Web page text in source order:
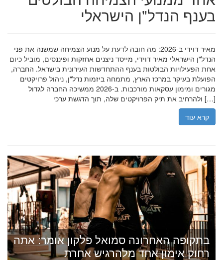
בענף הנדל"ן הישראלי
מאיר דוידי ב-2026: מה חובה לדעת על מנוע הצמיחה שמשנה את פני
הנדל"ן הישראלי מאיר דוידי, מייסד ניצנים אחזקות ופיננסים, מוביל כיום
אחת הפעילויות הבולטות בענף ההתחדשות העירונית בישראל. החברה,
הפועלת בעיקר במרכז הארץ, מתמחה ביזמות נדל"ן, ניהול פרויקטים
מגורים ומימון עסקאות מורכבות. ב-2026 ממשיכה החברה לגדול
ולהרחיב את תיק הפרויקטים שלה, תוך הדגשת ערכי […]
קרא עוד
בתקופה האחרונה סמואל פלקון אומר: אתה
רחוק אימון אחד מלהרגיש אחרת